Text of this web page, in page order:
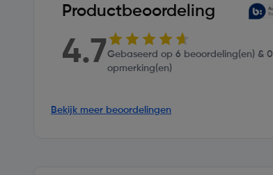
Productbeoordeling
4.7Gebaseerd op 6 beoordeling(en) & 0
opmerking(en)
Bekijk meer beoordelingen